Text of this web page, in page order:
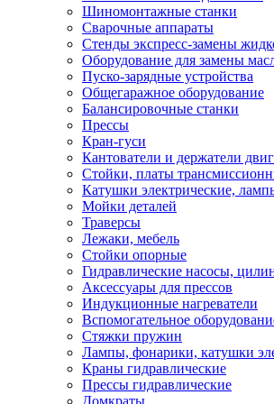
Шиномонтажные станки
Сварочные аппараты
Стенды экспресс-замены
Оборудование для замены
Пуско-зарядные устройства
Общегаражное оборудование
Балансировочные станки
Прессы
Кран-гуси
Кантователи и держатели
Стойки, платы
Катушки электрические,
Мойки деталей
Траверсы
Лежаки, мебель
Стойки опорные
Гидравлические насосы,
Аксессуары для прессов
Индукционные нагреватели
Вспомогательное
Стяжки пружин
Лампы, фонарики, катушки
Краны гидравлические
Прессы гидравлические
Домкраты